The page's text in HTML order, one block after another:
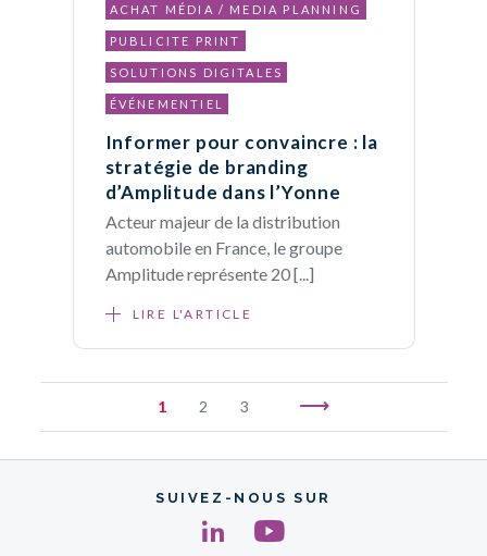
ACHAT MÉDIA / MEDIA PLANNING
PUBLICITE PRINT
SOLUTIONS DIGITALES
ÉVÉNEMENTIEL
Informer pour convaincre : la
stratégie de branding
d’Amplitude dans l’Yonne
Acteur majeur de la distribution
automobile en France, le groupe
Amplitude représente 20 [...]
LIRE L'ARTICLE
1 2 3
SUIVEZ-NOUS SUR